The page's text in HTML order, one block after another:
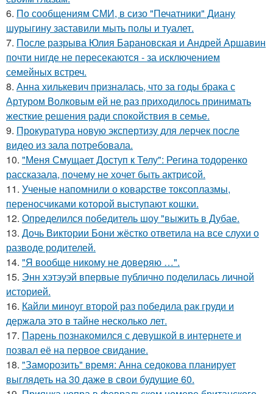
6. По сообщениям СМИ, в сизо "Печатники" Диану
шурыгину заставили мыть полы и туалет.
7. После разрыва Юлия Барановская и Андрей Аршавин
почти нигде не пересекаются - за исключением
семейных встреч.
8. Анна хилькевич призналась, что за годы брака с
Артуром Волковым ей не раз приходилось принимать
жесткие решения ради спокойствия в семье.
9. Прокуратура новую экспертизу для лерчек после
видео из зала потребовала.
10. "Меня Смущает Доступ к Телу": Регина тодоренко
рассказала, почему не хочет быть актрисой.
11. Ученые напомнили о коварстве токсоплазмы,
переносчиками которой выступают кошки.
12. Определился победитель шоу "выжить в Дубае.
13. Дочь Виктории Бони жёстко ответила на все слухи о
разводе родителей.
14. "Я вообще никому не доверяю …".
15. Энн хэтэуэй впервые публично поделилась личной
историей.
16. Кайли миноуг второй раз победила рак груди и
держала это в тайне несколько лет.
17. Парень познакомился с девушкой в интернете и
позвал её на первое свидание.
18. "Заморозить" время: Анна седокова планирует
выглядеть на 30 даже в свои будущие 60.